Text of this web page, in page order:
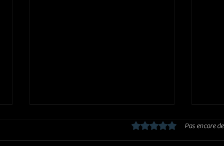
Noté 0 étoile sur 5.Pas encore